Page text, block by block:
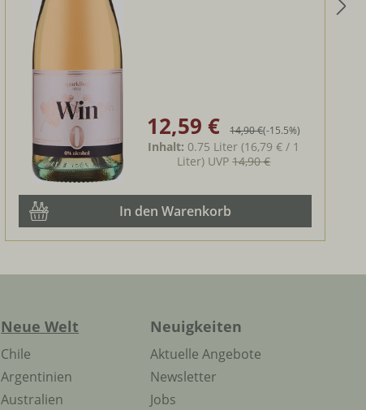
Verkaufspreis:
12,59 € Regulärer Preis:
14,90 €(-15.5%)
Inhalt: 0.75 Liter(16,79 € / 1
Liter) UVP14,90 €
In den Warenkorb
Neue Welt
Chile
Argentinien
Australien
Neuigkeiten
Aktuelle Angebote
Newsletter
Jobs